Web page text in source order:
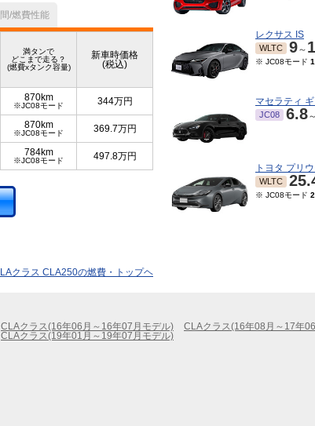
/燃費性能
満タンで
どこまで走る？
(燃費xタンク容量)
新車時価格
(税込)
870km
※JC08モード 344万円
870km
※JC08モード 369.7万円
784km
※JC08モード 497.8万円
クラス CLA250の燃費・トップヘ
レクサス IS
WLTC 9～
※ JC08モード
マセラティ ギ
JC08 6.8～
トヨタ プリ
WLTC
※ JC08モード
CLAクラス(16年06月～16年07月モデル)
CLAクラス(16年08月～17年
CLAクラス(19年01月～19年07月モデル)